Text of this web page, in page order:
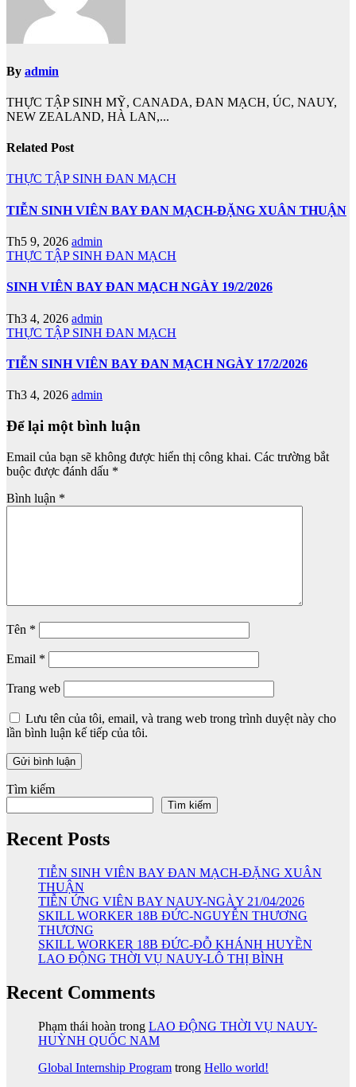
By admin
THỰC TẬP SINH MỸ, CANADA, ĐAN MẠCH, ÚC, NAUY,
NEW ZEALAND, HÀ LAN,...
Related Post
THỰC TẬP SINH ĐAN MẠCH
TIỄN SINH VIÊN BAY ĐAN MẠCH-ĐẶNG XUÂN THUẬN
Th5 9, 2026 admin
THỰC TẬP SINH ĐAN MẠCH
SINH VIÊN BAY ĐAN MẠCH NGÀY 19/2/2026
Th3 4, 2026 admin
THỰC TẬP SINH ĐAN MẠCH
TIỄN SINH VIÊN BAY ĐAN MẠCH NGÀY 17/2/2026
Th3 4, 2026 admin
Để lại một bình luận
Email của bạn sẽ không được hiển thị công khai. Các trường bắt
buộc được đánh dấu *
Bình luận *
Tên *
Email *
Trang web
Lưu tên của tôi, email, và trang web trong trình duyệt này cho
lần bình luận kế tiếp của tôi.
Tìm kiếm
Tìm kiếm
Recent Posts
TIỄN SINH VIÊN BAY ĐAN MẠCH-ĐẶNG XUÂN
THUẬN
TIỄN ỨNG VIÊN BAY NAUY-NGÀY 21/04/2026
SKILL WORKER 18B ĐỨC-NGUYỄN THƯƠNG
THƯƠNG
SKILL WORKER 18B ĐỨC-ĐỖ KHÁNH HUYỀN
LAO ĐỘNG THỜI VỤ NAUY-LÔ THỊ BÌNH
Recent Comments
Phạm thái hoàn trong LAO ĐỘNG THỜI VỤ NAUY-
HUỲNH QUỐC NAM
Global Internship Program trong Hello world!